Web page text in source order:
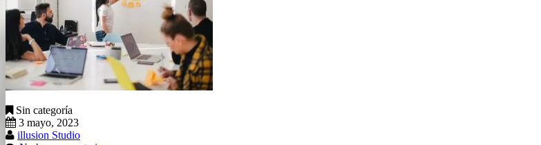
Sin categoría
3 mayo, 2023
illusion Studio